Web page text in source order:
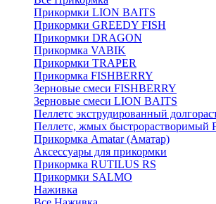
Прикормки LION BAITS
Прикормки GREEDY FISH
Прикормки DRAGON
Прикормка VABIK
Прикормки TRAPER
Прикормка FISHBERRY
Зерновые смеси FISHBERRY
Зерновые смеси LION BAITS
Пеллетс экструдированный
Пеллетс, жмых быстрорастворимый
Прикормка Amatar (Аматар)
Аксессуары для прикормки
Прикормка RUTILUS RS
Прикормки SALMO
Наживка